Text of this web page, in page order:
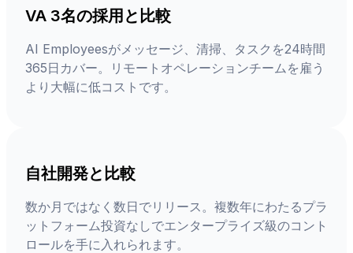
VA 3名の採用と比較
AI Employeesがメッセージ、清掃、タスクを24時間
365日カバー。リモートオペレーションチームを雇う
より大幅に低コストです。
自社開発と比較
数か月ではなく数日でリリース。複数年にわたるプラ
ットフォーム投資なしでエンタープライズ級のコント
ロールを手に入れられます。